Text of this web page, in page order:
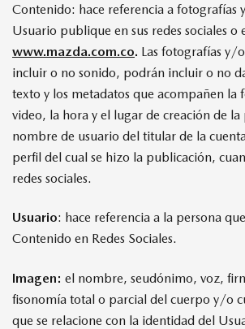
Contenido: hace referencia a fotografías
Usuario publique en sus redes sociales o
www.mazda.com.co. Las fotografías y/
incluir o no sonido, podrán incluir o no
texto y los metadatos que acompañen
video, la hora y el lugar de creación de
nombre de usuario del titular de la
perfil del cual se hizo la publicación,
redes sociales.
Usuario: hace referencia a la persona
Contenido en Redes Sociales.
Imagen: el nombre, seudónimo, voz,
fisonomía total o parcial del cuerpo y/o
que se relacione con la identidad del